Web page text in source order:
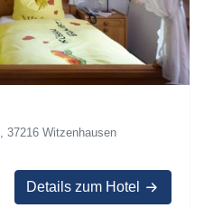
37216 Witzenhausen
Details zum Hotel